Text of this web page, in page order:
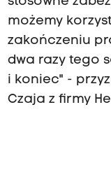
możemy
zakończeniu
dwa razy tego
i koniec" -
Czaja z firmy